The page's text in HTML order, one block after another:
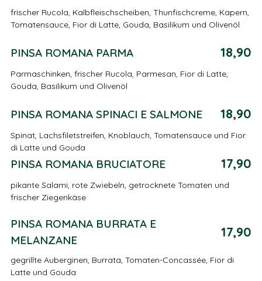
frischer Rucola, Kalbfleischscheiben, Thunfischcreme, Kapern,
Tomatensauce, Fior di Latte, Gouda, Basilikum und Olivenöl
PINSA ROMANA PARMA 18,90
Parmaschinken, frischer Rucola, Parmesan, Fior di Latte,
Gouda, Basilikum und Olivenöl
PINSA ROMANA SPINACI E SALMONE 18,90
Spinat, Lachsfiletstreifen, Knoblauch, Tomatensauce und Fior
di Latte und Gouda
PINSA ROMANA BRUCIATORE 17,90
pikante Salami, rote Zwiebeln, getrocknete Tomaten und
frischer Ziegenkäse
PINSA ROMANA BURRATA E
MELANZANE
17,90
gegrillte Auberginen, Burrata, Tomaten-Concassée, Fior di
Latte und Gouda